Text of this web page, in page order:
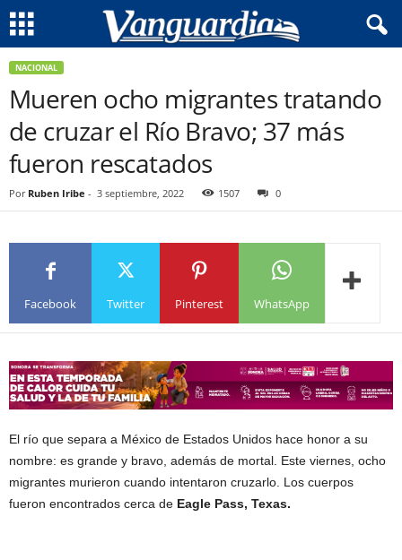
NACIONAL
Mueren ocho migrantes tratando
de cruzar el Río Bravo; 37 más
fueron rescatados
Por Ruben Iribe - 3 septiembre, 2022 1507 0
Facebook Twitter Pinterest WhatsApp
El río que separa a México de Estados Unidos hace honor a su
nombre: es grande y bravo, además de mortal. Este viernes, ocho
migrantes murieron cuando intentaron cruzarlo. Los cuerpos
fueron encontrados cerca de Eagle Pass, Texas.